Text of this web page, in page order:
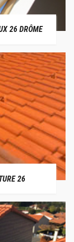
26 DRÔME
26